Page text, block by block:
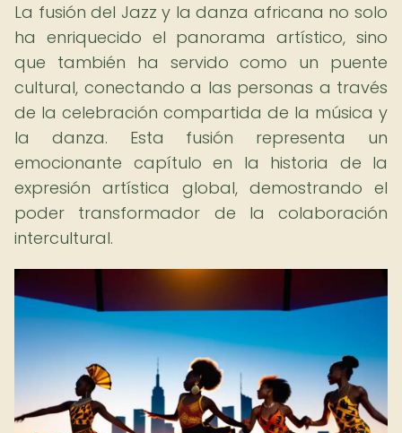
La fusión del Jazz y la danza africana no solo
ha enriquecido el panorama artístico, sino
que también ha servido como un puente
cultural, conectando a las personas a través
de la celebración compartida de la música y
la danza. Esta fusión representa un
emocionante capítulo en la historia de la
expresión artística global, demostrando el
poder transformador de la colaboración
intercultural.